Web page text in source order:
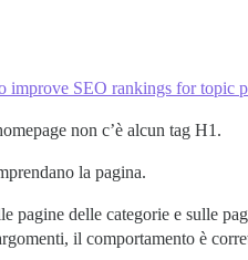
improve SEO rankings for topic
non c’è alcun tag H1.
la pagina.
delle categorie e sulle
il comportamento è